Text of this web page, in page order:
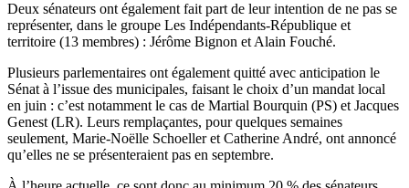
Deux sénateurs ont également fait part de leur intention de ne pas se
représenter, dans le groupe Les Indépendants-République et
territoire (13 membres) : Jérôme Bignon et Alain Fouché.
Plusieurs parlementaires ont également quitté avec anticipation le
Sénat à l’issue des municipales, faisant le choix d’un mandat local
en juin : c’est notamment le cas de Martial Bourquin (PS) et Jacques
Genest (LR). Leurs remplaçantes, pour quelques semaines
seulement, Marie-Noëlle Schoeller et Catherine André, ont annoncé
qu’elles ne se présenteraient pas en septembre.